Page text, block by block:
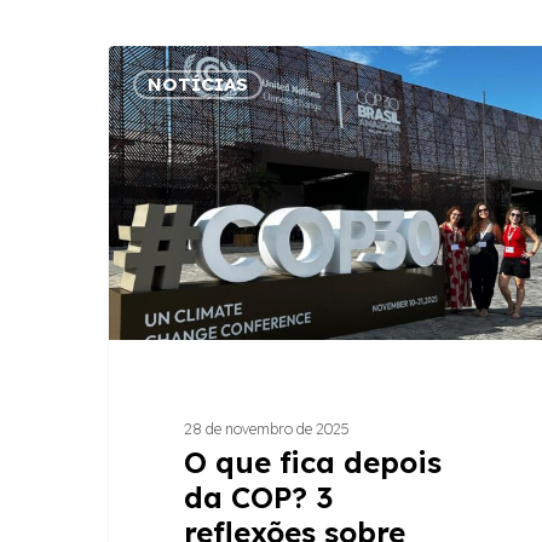
Hit enter to search or ESC to close
O
que
fica
depois
da
COP?
3
reflexões
sobre
turismo,
NOTÍCIAS
28 de novembro de 2025
O que fica depois
da COP? 3
reflexões sobre